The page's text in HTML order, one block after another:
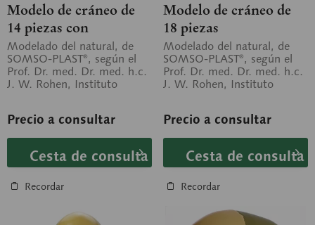
Modelo de cráneo de
14 piezas con
musculatura
masticatoria, columna
vertebral cervical y
Modelado del natural, de
SOMSO-PLAST®, según el
Prof. Dr. med. Dr. med. h.c.
J. W. Rohen, Instituto
Precio a consultar
Cesta de consulta
Recordar
Modelo de cráneo de
18 piezas
Modelado del natural, de
SOMSO-PLAST®, según el
Prof. Dr. med. Dr. med. h.c.
J. W. Rohen, Instituto
Precio a consultar
Cesta de consulta
Recordar